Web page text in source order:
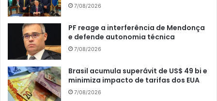
7/08/2026
PF reage a interferência de Mendonça
e defende autonomia técnica
7/08/2026
Brasil acumula superávit de US$ 49 bi e
minimiza impacto de tarifas dos EUA
7/08/2026